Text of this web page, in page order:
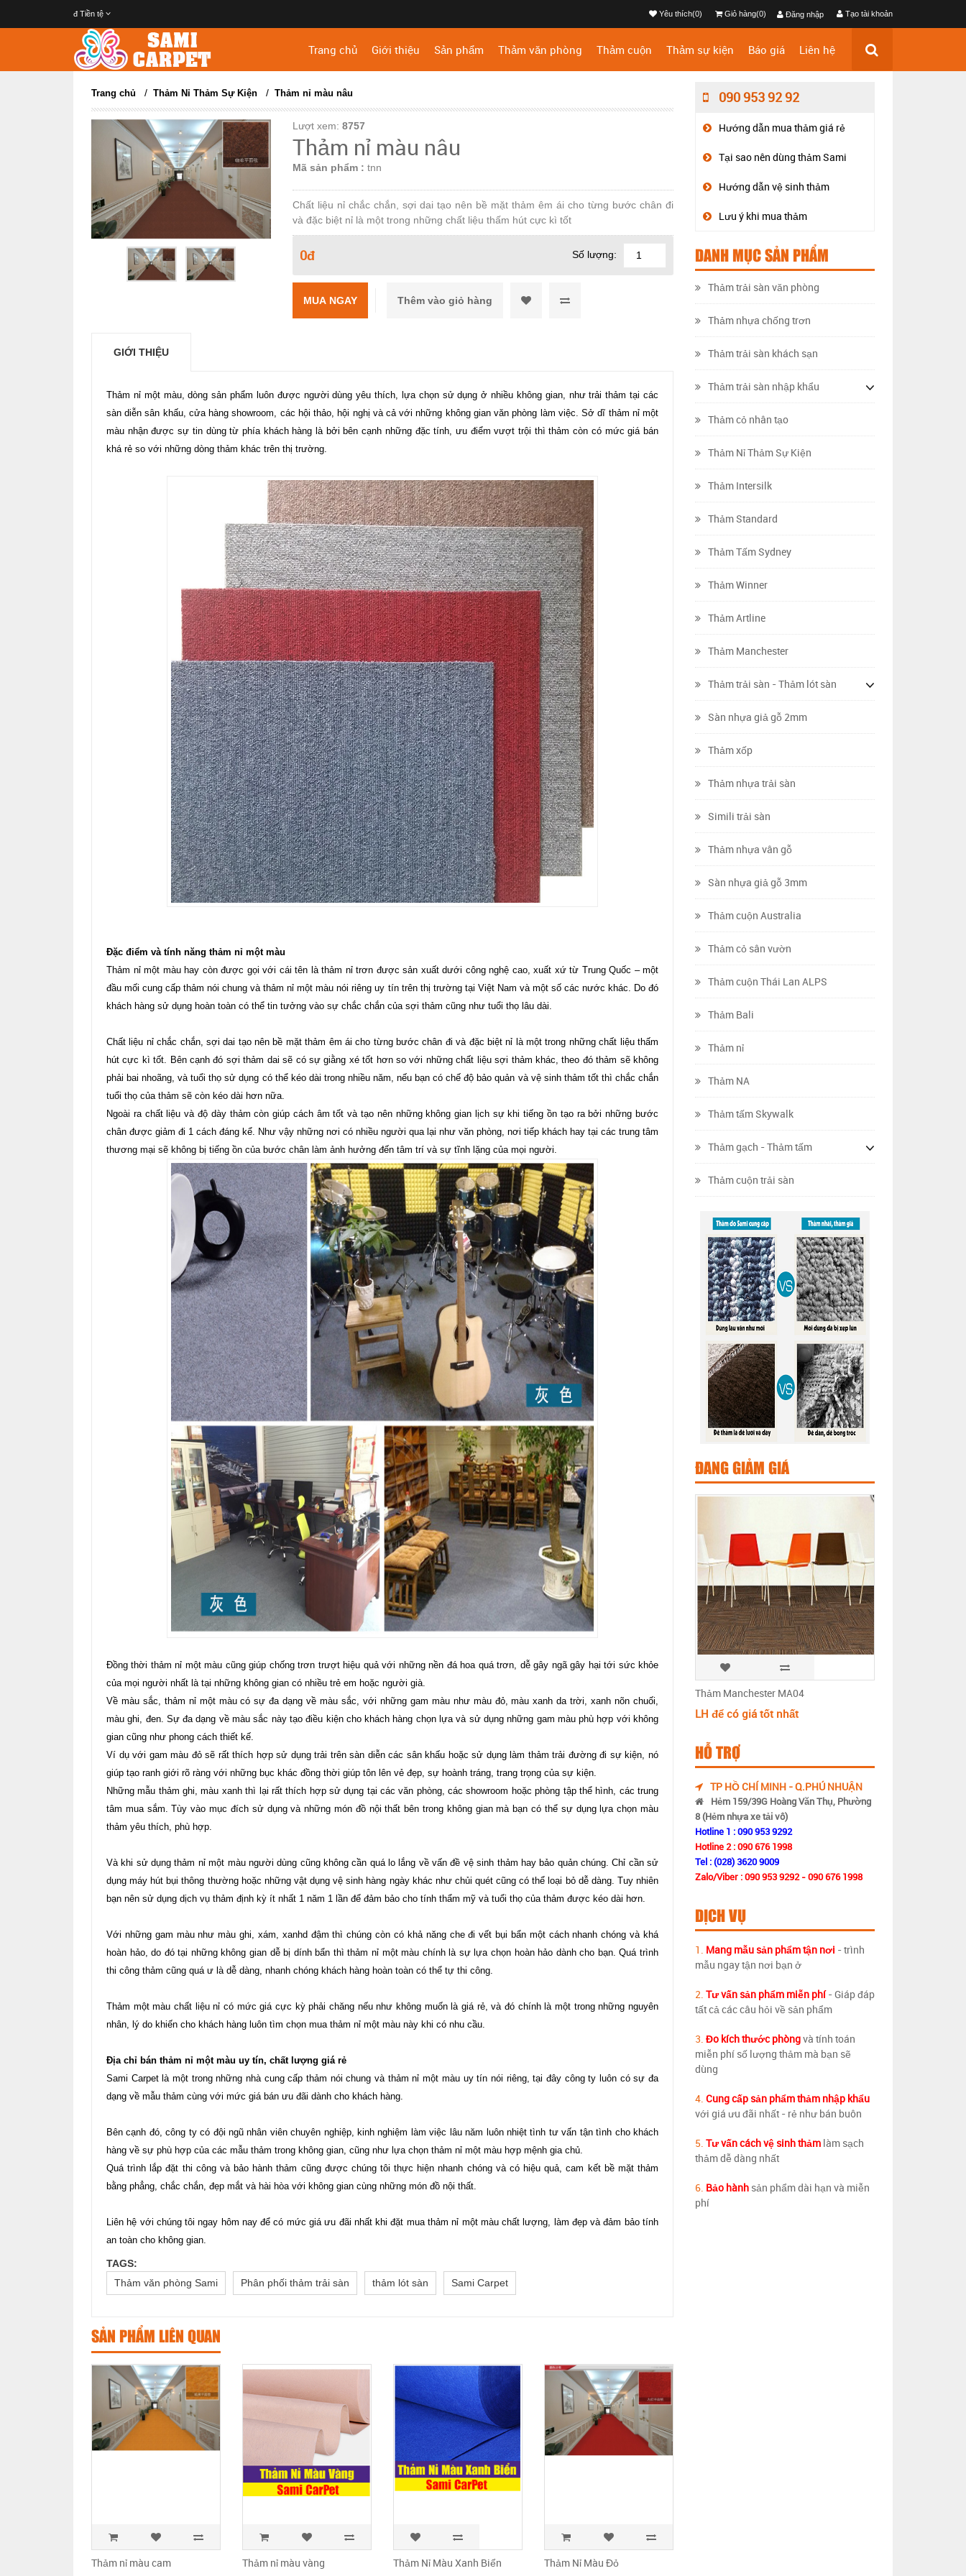
đ Tiền tệ Đăng nhập Tạo tài khoản
Yêu thích(0) Giỏ hàng(0)
Trang chủ Giới thiệu Sản phẩm Thảm văn phòng Thảm cuộn Thảm sự kiện Báo giá Liên hệ
Trang chủ / Thảm Nỉ Thảm Sự Kiện / Thảm nỉ màu nâu
Lượt xem: 8757
Thảm nỉ màu nâu
Mã sản phẩm : tnn
Chất liệu nỉ chắc chắn, sợi dai tạo nên bề mặt thảm êm ái cho từng bước chân đi
và đặc biệt nỉ là một trong những chất liệu thấm hút cực kì tốt
0đ Số lượng:
MUA NGAY
GIỚI THIỆU
Thảm nỉ một màu, dòng sản phẩm luôn được người dùng yêu thích, lựa chọn sử dụng ở nhiều không gian, như trải thảm tại các
sàn diễn sân khấu, cửa hàng showroom, các hội thảo, hội nghị và cả với những không gian văn phòng làm việc. Sở dĩ thảm nỉ một
màu nhận được sự tin dùng từ phía khách hàng là bởi bên cạnh những đặc tính, ưu điểm vượt trội thì thảm còn có mức giá bán
khá rẻ so với những dòng thảm khác trên thị trường.
Đặc điểm và tính năng thảm nỉ một màu
Thảm nỉ một màu hay còn được gọi với cái tên là thảm nỉ trơn được sản xuất dưới công nghệ cao, xuất xứ từ Trung Quốc – một
đầu mối cung cấp thảm nói chung và thảm nỉ một màu nói riêng uy tín trên thị trường tại Việt Nam và một số các nước khác. Do đó
khách hàng sử dụng hoàn toàn có thể tin tưởng vào sự chắc chắn của sợi thảm cũng như tuổi thọ lâu dài.
Chất liệu nỉ chắc chắn, sợi dai tạo nên bề mặt thảm êm ái cho từng bước chân đi và đặc biệt nỉ là một trong những chất liệu thấm
hút cực kì tốt. Bên cạnh đó sợi thảm dai sẽ có sự giằng xé tốt hơn so với những chất liệu sợi thảm khác, theo đó thảm sẽ không
phải bai nhoãng, và tuổi thọ sử dụng có thể kéo dài trong nhiều năm, nếu bạn có chế độ bảo quản và vệ sinh thảm tốt thì chắc chắn
tuổi thọ của thảm sẽ còn kéo dài hơn nữa.
Ngoài ra chất liệu và độ dày thảm còn giúp cách âm tốt và tạo nên những không gian lịch sự khi tiếng ồn tạo ra bởi những bước
chân được giảm đi 1 cách đáng kể. Như vậy những nơi có nhiều người qua lại như văn phòng, nơi tiếp khách hay tại các trung tâm
thương mại sẽ không bị tiếng ồn của bước chân làm ảnh hưởng đến tâm trí và sự tĩnh lặng của mọi người.
Đồng thời thảm nỉ một màu cũng giúp chống trơn trượt hiệu quả với những nền đá hoa quá trơn, dễ gây ngã gây hại tới sức khỏe
của mọi người nhất là tại những không gian có nhiều trẻ em hoặc người già.
Về màu sắc, thảm nỉ một màu có sự đa dạng về màu sắc, với những gam màu như màu đỏ, màu xanh da trời, xanh nõn chuối,
màu ghi, đen. Sự đa dạng về màu sắc này tạo điều kiện cho khách hàng chọn lựa và sử dụng những gam màu phù hợp với không
gian cũng như phong cách thiết kế.
Ví dụ với gam màu đỏ sẽ rất thích hợp sử dụng trải trên sàn diễn các sân khấu hoặc sử dụng làm thảm trải đường đi sự kiện, nó
giúp tạo ranh giới rõ ràng với những bục khác đồng thời giúp tôn lên vẻ đẹp, sự hoành tráng, trang trọng của sự kiện.
Những mẫu thảm ghi, màu xanh thì lại rất thích hợp sử dụng tại các văn phòng, các showroom hoặc phòng tập thể hình, các trung
tâm mua sắm. Tùy vào mục đích sử dụng và những món đồ nội thất bên trong không gian mà bạn có thể sự dụng lựa chọn màu
thảm yêu thích, phù hợp.
Và khi sử dụng thảm nỉ một màu người dùng cũng không cần quá lo lắng về vấn đề vệ sinh thảm hay bảo quản chúng. Chỉ cần sử
dụng máy hút bụi thông thường hoặc những vật dụng vệ sinh hàng ngày khác như chủi quét cũng có thể loại bỏ dễ dàng. Tuy nhiên
bạn nên sử dụng dịch vụ thảm định kỳ ít nhất 1 năm 1 lần để đảm bảo cho tính thẩm mỹ và tuổi thọ của thảm được kéo dài hơn.
Với những gam màu như màu ghi, xám, xanhd đậm thì chúng còn có khả năng che đi vết bụi bẩn một cách nhanh chóng và khá
hoàn hảo, do đó tại những không gian dễ bị dính bẩn thì thảm nỉ một màu chính là sự lựa chọn hoàn hảo dành cho bạn. Quá trình
thi công thảm cũng quá ư là dễ dàng, nhanh chóng khách hàng hoàn toàn có thể tự thi công.
Thảm một màu chất liệu nỉ có mức giá cực kỳ phải chăng nếu như không muốn là giá rẻ, và đó chính là một trong những nguyên
nhân, lý do khiến cho khách hàng luôn tìm chọn mua thảm nỉ một màu này khi có nhu cầu.
Địa chỉ bán thảm nỉ một màu uy tín, chất lượng giá rẻ
Sami Carpet là một trong những nhà cung cấp thảm nói chung và thảm nỉ một màu uy tín nói riêng, tại đây công ty luôn có sự đa
dạng về mẫu thảm cùng với mức giá bán ưu đãi dành cho khách hàng.
Bên cạnh đó, công ty có đội ngũ nhân viên chuyên nghiệp, kinh nghiệm làm việc lâu năm luôn nhiệt tình tư vấn tận tình cho khách
hàng về sự phù hợp của các mẫu thảm trong không gian, cũng như lựa chọn thảm nỉ một màu hợp mệnh gia chủ.
Quá trình lắp đặt thi công và bảo hành thảm cũng được chúng tôi thực hiện nhanh chóng và có hiệu quả, cam kết bề mặt thảm
bằng phẳng, chắc chắn, đẹp mắt và hài hòa với không gian cùng những món đồ nội thất.
Liên hệ với chúng tôi ngay hôm nay để có mức giá ưu đãi nhất khi đặt mua thảm nỉ một màu chất lượng, làm đẹp và đảm bảo tính
an toàn cho không gian.
TAGS:
Thảm văn phòng Sami
Phân phối thảm trải sàn thảm lót sàn Sami Carpet
SẢN PHẨM LIÊN QUAN
Thảm nỉ màu cam Thảm nỉ màu vàng Thảm Nỉ Màu Xanh Biển Thảm Nỉ Màu Đỏ
090 953 92 92
Hướng dẫn mua thảm giá rẻ
Tại sao nên dùng thảm Sami
Hướng dẫn vệ sinh thảm
Lưu ý khi mua thảm
DANH MỤC SẢN PHẨM
Thảm trải sàn văn phòng
Thảm nhựa chống trơn
Thảm trải sàn khách sạn
Thảm trải sàn nhập khẩu
Thảm cỏ nhân tạo
Thảm Nỉ Thảm Sự Kiện
Thảm Intersilk
Thảm Standard
Thảm Tấm Sydney
Thảm Winner
Thảm Artline
Thảm Manchester
Thảm trải sàn - Thảm lót sàn
Sàn nhựa giả gỗ 2mm
Thảm xốp
Thảm nhựa trải sàn
Simili trải sàn
Thảm nhựa vân gỗ
Sàn nhựa giả gỗ 3mm
Thảm cuộn Australia
Thảm cỏ sân vườn
Thảm cuộn Thái Lan ALPS
Thảm Bali
Thảm nỉ
Thảm NA
Thảm tấm Skywalk
Thảm gạch - Thảm tấm
Thảm cuộn trải sàn
ĐANG GIẢM GIÁ
Thảm Manchester MA04
LH để có giá tốt nhất
HỖ TRỢ
TP HỒ CHÍ MINH - Q.PHÚ NHUẬN
Hẻm 159/39G Hoàng Văn Thụ, Phường
8 (Hẻm nhựa xe tải vô)
Hotline 1 : 090 953 9292
Hotline 2 : 090 676 1998
Tel : (028) 3620 9009
Zalo/Viber : 090 953 9292 - 090 676 1998
DỊCH VỤ
1. Mang mẫu sản phẩm tận nơi - trình
mẫu ngay tận nơi bạn ở
2. Tư vấn sản phẩm miễn phí- Giáp đáp
tất cả các câu hỏi về sản phẩm
3. Đo kích thước phòngvà tính toán
miễn phí số lượng thảm mà bạn sẽ
dùng
4. Cung cấp sản phẩm thảm nhập khẩu
với giá ưu đãi nhất - rẻ như bán buôn
5. Tư vấn cách vệ sinh thảm làm sạch
thảm dễ dàng nhất
6. Bảo hành sản phẩm dài hạn và miễn
phí